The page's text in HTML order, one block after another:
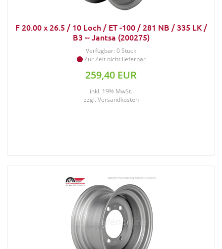
F 20.00 x 26.5 / 10 Loch / ET -100 / 281 NB / 335 LK /
B3 -- Jantsa (200275)
Verfügbar: 0 Stück
Zur Zeit nicht lieferbar
259,40 EUR
inkl. 19% MwSt.
zzgl. Versandkosten